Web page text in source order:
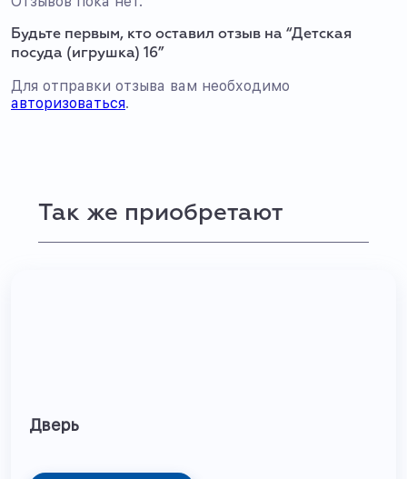
Будьте первым, кто оставил отзыв на “Детская
посуда (игрушка) 16”
Для отправки отзыва вам необходимо
авторизоваться.
Так же приобретают
Дверь